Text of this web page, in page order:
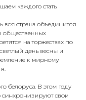
каждого стать
страна объединится
общественных
на торжествах по
день весны и
к мирному
белоруса. В этом году
синхронизируют свои